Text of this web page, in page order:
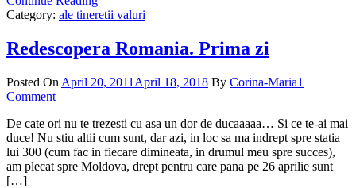
Category: ale tineretii valuri
Redescopera Romania. Prima zi
Posted On April 20, 2011 April 18, 2018 By Corina-Maria1
Comment
De cate ori nu te trezesti cu asa un dor de ducaaaaa… Si ce te-ai mai
duce! Nu stiu altii cum sunt, dar azi, in loc sa ma indrept spre statia
lui 300 (cum fac in fiecare dimineata, in drumul meu spre succes),
am plecat spre Moldova, drept pentru care pana pe 26 aprilie sunt
[…]